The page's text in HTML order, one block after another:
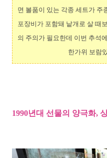
면 볼품이 있는 각종 세트가 주
포장비가 포함돼 낱개로 살 때
의 주의가 필요한데 이번 추석
한가위 보람
1990년대 선물의 양극화,